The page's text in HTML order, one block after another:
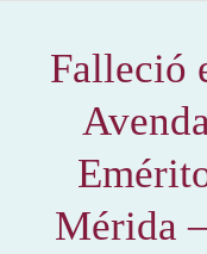
Falleció
Mérida